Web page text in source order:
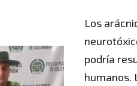
Los
podría
humanos.